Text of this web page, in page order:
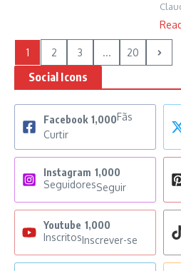
1 2 3 ... 20
Social Icons
Facebook 1,000Fãs
Curtir
Instagram 1,000
SeguidoresSeguir
Youtube 1,000
InscritosInscrever-se